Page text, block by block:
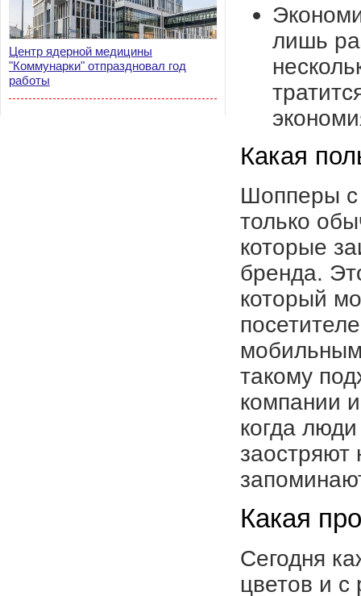
Центр ядерной медицины
"Коммунарки" отпраздновал год
работы
лишь
Какая
Шопперы с
только
которые
бренда.
который
такому
компании
когда
заостряют
Какая
Сегодня
цветов и